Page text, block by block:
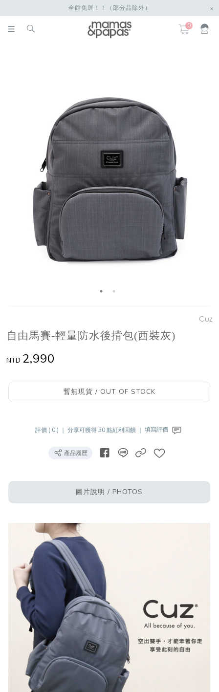
全館免運！！（部分品除外） x
0
Cuz
自由馬賽-輕量防水後揹包(西裝灰)
NTD 2,990
暫無現貨 / OUT OF STOCK
評價 ( 0 ) ｜分享可獲得 30 點紅利回饋 ｜填寫評價
產品履歷
圖片說明 / PHOTOS